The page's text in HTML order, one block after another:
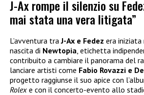
J-Ax rompe il silenzio su
mai stata una vera litigata”
L’avventura traJ-Ax e Fedez era
nascita di Newtopia , etichetta
contribuito a cambiare il panorama del
lanciare artisti come Fabio Rovazzi e
progetto raggiunse il suo apice con
Rolex e con il concerto-evento allo